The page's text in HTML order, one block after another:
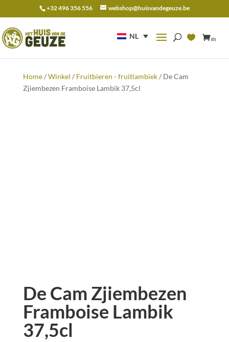
+32 496 356 556 webshop@huisvandegeuze.be
NL (0)
naar:
Home/Winkel / Fruitbieren - fruitlambiek/ De Cam
Zjiembezen Framboise Lambik 37,5cl
De Cam Zjiembezen
Framboise Lambik
37,5cl